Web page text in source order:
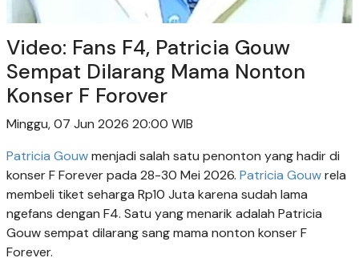
Video: Fans F4, Patricia Gouw
Sempat Dilarang Mama Nonton
Konser F Forover
Minggu, 07 Jun 2026 20:00 WIB
Patricia Gouwmenjadi salah satu penonton yang hadir di
konser F Forever pada 28-30 Mei 2026. Patricia Gouwrela
membeli tiket seharga Rp10 Juta karena sudah lama
ngefans dengan F4. Satu yang menarik adalah Patricia
Gouw sempat dilarang sang mama nonton konser F
Forever.